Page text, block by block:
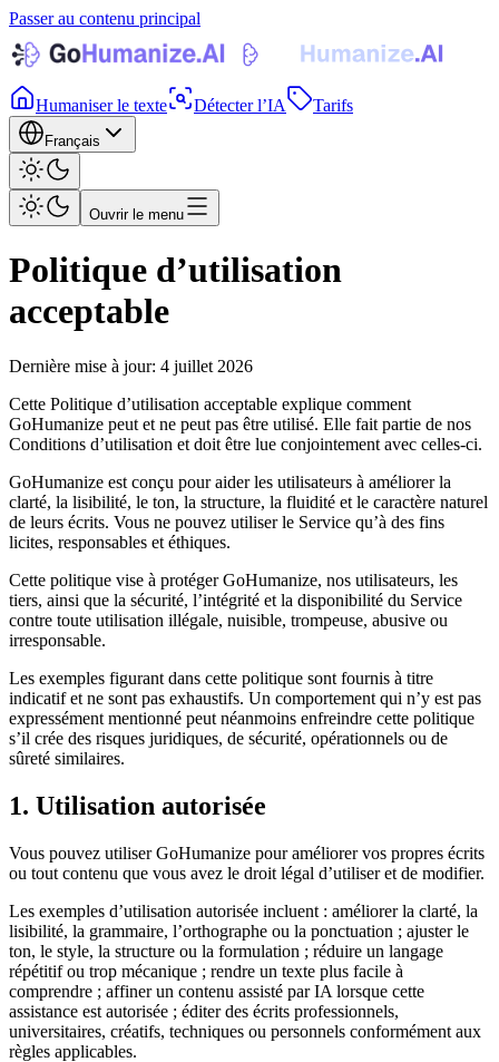
Passer au contenu principal
Humaniser le texte Détecter l’IA Tarifs
Français
Ouvrir le menu
Politique d’utilisation
acceptable
Dernière mise à jour: 4 juillet 2026
Cette Politique d’utilisation acceptable explique comment
GoHumanize peut et ne peut pas être utilisé. Elle fait partie de nos
Conditions d’utilisation et doit être lue conjointement avec celles-ci.
GoHumanize est conçu pour aider les utilisateurs à améliorer la
clarté, la lisibilité, le ton, la structure, la fluidité et le caractère naturel
de leurs écrits. Vous ne pouvez utiliser le Service qu’à des fins
licites, responsables et éthiques.
Cette politique vise à protéger GoHumanize, nos utilisateurs, les
tiers, ainsi que la sécurité, l’intégrité et la disponibilité du Service
contre toute utilisation illégale, nuisible, trompeuse, abusive ou
irresponsable.
Les exemples figurant dans cette politique sont fournis à titre
indicatif et ne sont pas exhaustifs. Un comportement qui n’y est pas
expressément mentionné peut néanmoins enfreindre cette politique
s’il crée des risques juridiques, de sécurité, opérationnels ou de
sûreté similaires.
1. Utilisation autorisée
Vous pouvez utiliser GoHumanize pour améliorer vos propres écrits
ou tout contenu que vous avez le droit légal d’utiliser et de modifier.
Les exemples d’utilisation autorisée incluent : améliorer la clarté, la
lisibilité, la grammaire, l’orthographe ou la ponctuation ; ajuster le
ton, le style, la structure ou la formulation ; réduire un langage
répétitif ou trop mécanique ; rendre un texte plus facile à
comprendre ; affiner un contenu assisté par IA lorsque cette
assistance est autorisée ; éditer des écrits professionnels,
universitaires, créatifs, techniques ou personnels conformément aux
règles applicables.